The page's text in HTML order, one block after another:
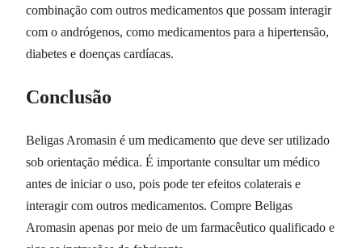
combinação com outros medicamentos que possam interagir
com o andrógenos, como medicamentos para a hipertensão,
diabetes e doenças cardíacas.
Conclusão
Beligas Aromasin é um medicamento que deve ser utilizado
sob orientação médica. É importante consultar um médico
antes de iniciar o uso, pois pode ter efeitos colaterais e
interagir com outros medicamentos. Compre Beligas
Aromasin apenas por meio de um farmacêutico qualificado e